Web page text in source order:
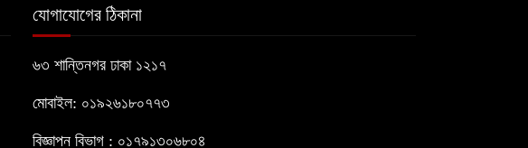
৬
যোগাযোগের ঠিকানা
৬৩ শান্তিনগর ঢাকা ১২১৭
মোবাইল: ০১৯২৬১৮০৭৭৩
বিজ্ঞাপন বিভাগ : ০১৭৯১৩০৬৮০৪